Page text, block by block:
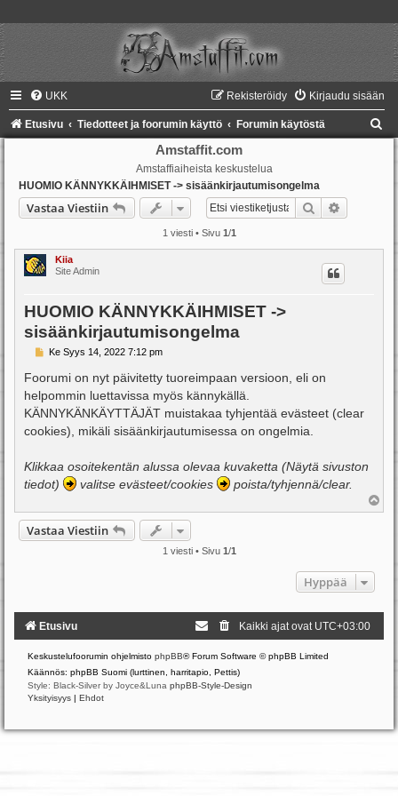
UKK Kirjaudu sisään
Rekisteröidy
Etusivu Tiedotteet ja foorumin käyttö Forumin käytöstä
Amstaffit.com
Amstaffiaiheista keskustelua
HUOMIO KÄNNYKKÄIHMISET -> sisäänkirjautumisongelma
Vastaa Viestiin Etsi
1 viesti • Sivu 1/1
Kiia
Site Admin
HUOMIO KÄNNYKKÄIHMISET ->
sisäänkirjautumisongelma
V
e
t
i
Ke Syys 14, 2022 7:12 pm
Foorumi on nyt päivitetty tuoreimpaan versioon, eli on
helpommin luettavissa myös kännykällä.
KÄNNYKÄNKÄYTTÄJÄT muistakaa tyhjentää evästeet (clear
cookies), mikäli sisäänkirjautumisessa on ongelmia.
Klikkaa osoitekentän alussa olevaa kuvaketta (Näytä sivuston
tiedot)
valitse evästeet/cookies poista/tyhjennä/clear.
l
Vastaa Viestiin
1 viesti • Sivu 1/1
Hyppää
Etusivu Kaikki ajat ovat UTC+03:00
Keskustelufoorumin ohjelmisto phpBB® Forum Software © phpBB Limited
Käännös: phpBB Suomi (lurttinen, harritapio, Pettis)
Style: Black-Silver by Joyce&Luna phpBB-Style-Design
Yksityisyys | Ehdot